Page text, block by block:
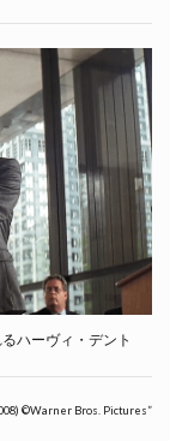
ハーヴィ・デント
©Warner Bros. Pictures”